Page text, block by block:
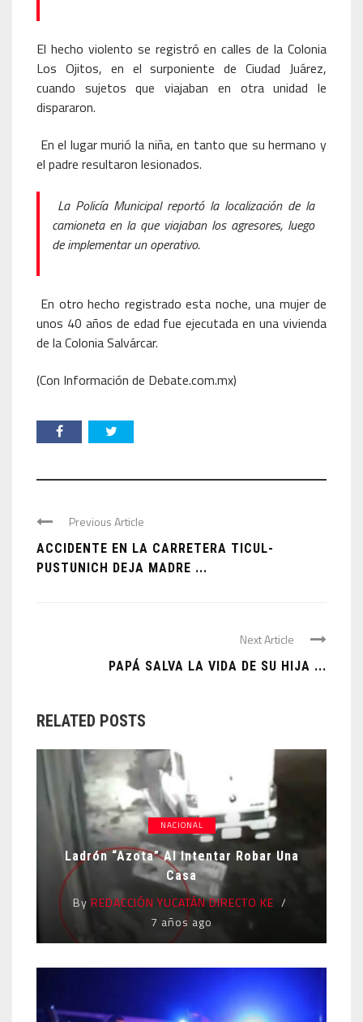
El hecho violento se registró en calles de la Colonia
Los Ojitos, en el surponiente de Ciudad Juárez,
cuando sujetos que viajaban en otra unidad le
dispararon.
En el lugar murió la niña, en tanto que su hermano y
el padre resultaron lesionados.
La Policía Municipal reportó la localización de la
camioneta en la que viajaban los agresores, luego
de implementar un operativo.
En otro hecho registrado esta noche, una mujer de
unos 40 años de edad fue ejecutada en una vivienda
de la Colonia Salvárcar.
(Con Información de Debate.com.mx)
Previous Article
ACCIDENTE EN LA CARRETERA TICUL-
PUSTUNICH DEJA MADRE ...
Next Article
PAPÁ SALVA LA VIDA DE SU HIJA ...
RELATED POSTS
NACIONAL
Ladrón “azota” Al Intentar Robar Una
Casa
By REDACCIÓN YUCATÁN DIRECTO KE
7 años ago